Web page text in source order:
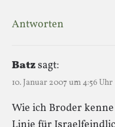
Antworten
Batzsagt:
10. Januar 2007 um 4:56 Uhr
Wie ich Broder